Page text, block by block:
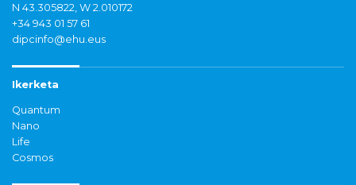
N 43.305822, W 2.010172
+34 943 01 57 61
dipcinfo@ehu.eus
Ikerketa
Quantum
Nano
Life
Cosmos